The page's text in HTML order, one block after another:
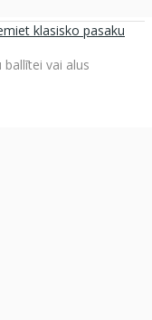
klasisko pasaku
vai alus